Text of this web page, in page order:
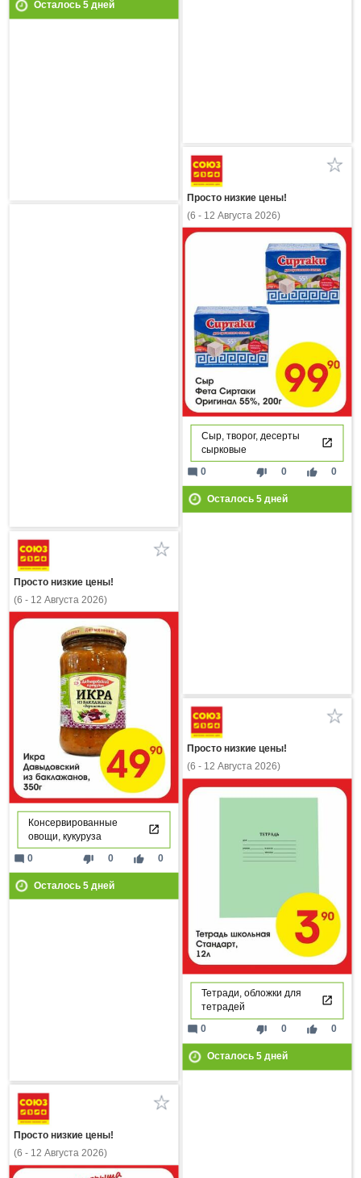
Осталось 5дней
Просто низкие цены!
(6 - 12 Августа 2026)
Сыр, творог, десерты
сырковые
thumb_down 0 thumb_up 0
mode_comment 0
Осталось 5дней
Просто низкие цены!
(6 - 12 Августа 2026)
Консервированные
овощи, кукуруза
thumb_down 0 thumb_up 0
mode_comment 0
Осталось 5дней
Просто низкие цены!
(6 - 12 Августа 2026)
Тетради, обложки для
тетрадей
thumb_down 0 thumb_up 0
mode_comment 0
Осталось 5дней
Просто низкие цены!
(6 - 12 Августа 2026)